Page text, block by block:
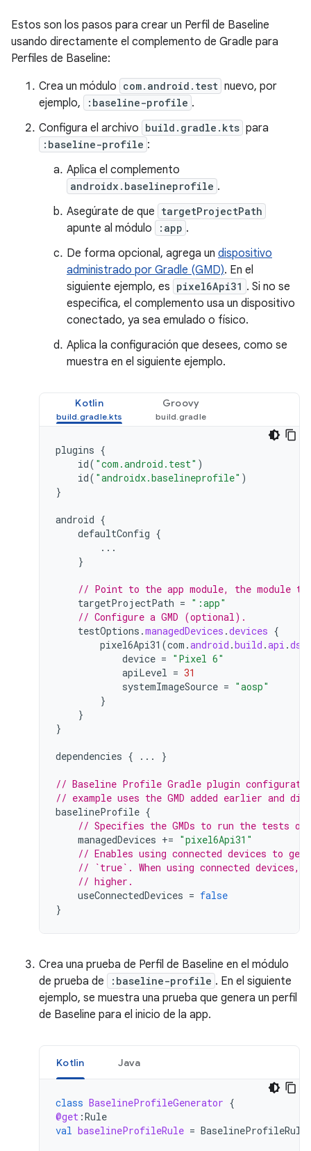
Estos son los pasos para crear un Perfil de Baseline
usando directamente el complemento de Gradle para
Perfiles de Baseline:
Crea un módulo com.android.test nuevo, por
ejemplo,
:baseline-profile .
Configura el archivo build.gradle.kts para
:baseline-profile :
Aplica el complemento
androidx.baselineprofile .
Asegúrate de que targetProjectPath
apunte al módulo :app .
De forma opcional, agrega un dispositivo
administrado por Gradle (GMD). En el
siguiente ejemplo, es pixel6Api31 . Si no se
especifica, el complemento usa un dispositivo
conectado, ya sea emulado o físico.
Aplica la configuración que desees, como se
muestra en el siguiente ejemplo.
Kotlin Groovy
plugins {
id( "com.android.test" )
id( "androidx.baselineprofile" )
}
android {
defaultConfig {
...
}
// Point to the app module, the module
targetProjectPath = ":app"
// Configure a GMD (optional).
testOptions .managedDevices .devices {
pixel6Api31 (com .android .build .api .dsl
device = "Pixel 6"
apiLevel = 31
systemImageSource = "aosp"
}
}
}
dependencies { ... }
// Baseline Profile Gradle plugin
// example uses the GMD added earlier and
baselineProfile {
// Specifies the GMDs to run the tests
managedDevices += "pixel6Api31"
// Enables using connected devices to
// `true`. When using connected devices,
// higher.
useConnectedDevices = false
}
Crea una prueba de Perfil de Baseline en el módulo
de prueba de
:baseline-profile . En el siguiente
ejemplo, se muestra una prueba que genera un perfil
de Baseline para el inicio de la app.
Kotlin Java
class BaselineProfileGenerator {
@get :Rule
val baselineProfileRule = BaselineProfileRule